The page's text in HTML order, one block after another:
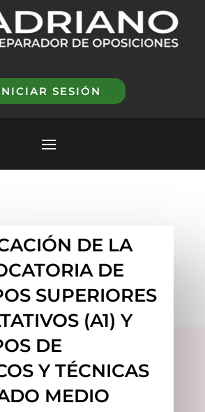
SESIÓN
DE LA
DE
SUPERIORES
(A1) Y
DE
Y TÉCNICAS
MEDIO